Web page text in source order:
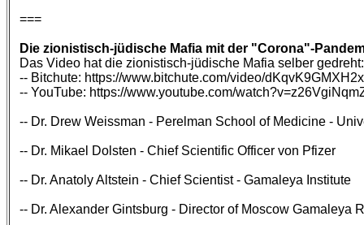
===
Die zionistisch-jüdische Mafia mit der "Corona"-
Das Video hat die zionistisch-jüdische Mafia selber
-- Bitchute: https://www.bitchute.com/video/
-- YouTube: https://www.youtube.com/
-- Dr. Drew Weissman - Perelman School of Medicine -
-- Dr. Mikael Dolsten - Chief Scientific Officer von Pfizer
-- Dr. Anatoly Altstein - Chief Scientist - Gamaleya Institute
-- Dr. Alexander Gintsburg - Director of Moscow Gamaleya